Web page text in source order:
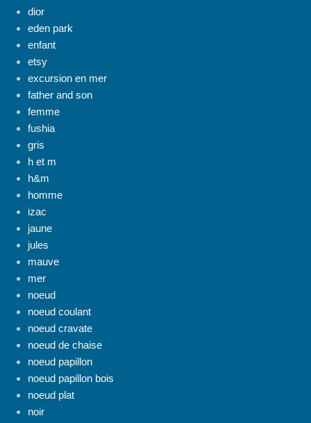
dior
eden park
enfant
etsy
excursion en mer
father and son
femme
fushia
gris
h et m
h&m
homme
izac
jaune
jules
mauve
mer
noeud
noeud coulant
noeud cravate
noeud de chaise
noeud papillon
noeud papillon bois
noeud plat
noir